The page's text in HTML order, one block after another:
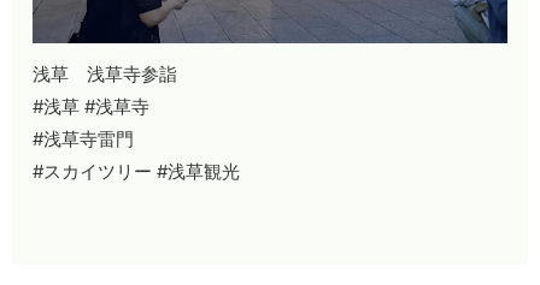
浅草 浅草寺参詣
#浅草 #浅草寺
#浅草寺雷門
#スカイツリー #浅草観光